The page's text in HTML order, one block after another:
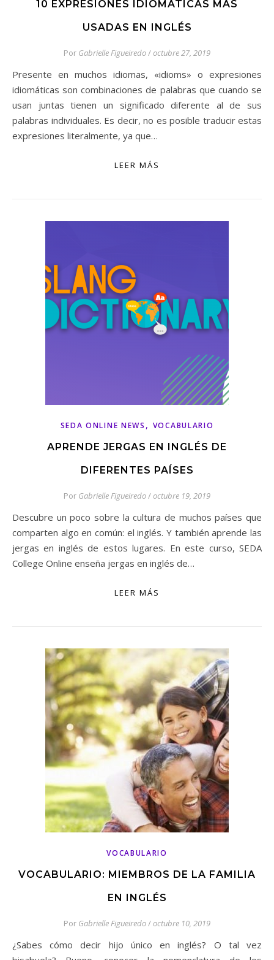
10 EXPRESIONES IDIOMÁTICAS MÁS
USADAS EN INGLÉS
Por Gabrielle Figueiredo/octubre 27, 2019
Presente en muchos idiomas, «idioms» o expresiones
idiomáticas son combinaciones de palabras que cuando se
usan juntas tienen un significado diferente al de sus
palabras individuales. Es decir, no es posible traducir estas
expresiones literalmente, ya que…
LEER MÁS
SEDA ONLINE NEWS , VOCABULARIO
APRENDE JERGAS EN INGLÉS DE
DIFERENTES PAÍSES
Por Gabrielle Figueiredo/octubre 19, 2019
Descubre un poco sobre la cultura de muchos países que
comparten algo en común: el inglés. Y también aprende las
jergas en inglés de estos lugares. En este curso, SEDA
College Online enseña jergas en inglés de…
LEER MÁS
VOCABULARIO
VOCABULARIO: MIEMBROS DE LA FAMILIA
EN INGLÉS
Por Gabrielle Figueiredo/octubre 10, 2019
¿Sabes cómo decir hijo único en inglés? O tal vez